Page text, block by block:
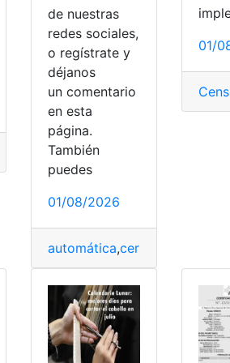
Bono de Desarrollo Humano
de nuestras
redes sociales,
o regístrate y
déjanos
un comentario
en esta
página.
También
puedes
01/08/2026
automática,certificado
01/